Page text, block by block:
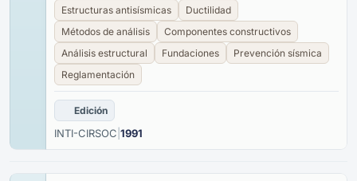
Estructuras antisísmicas
Ductilidad
Métodos de análisis
Componentes constructivos
Análisis estructural
Fundaciones
Prevención sísmica
Reglamentación
Edición
INTI-CIRSOC 1991